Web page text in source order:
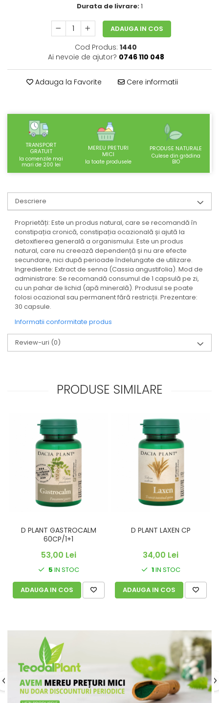
SUPLIMENTE URO-GENITAL
SUPLIMENTE DETOXIFIERE
ANTIPARAZITARE
SUPLIMENTE STOMAC- DIGESTIE-
COSMETICE FAȚĂ
CALCAIE
FOOD SEMINȚE- OLEAGINOASE
ULEIURI
CEAIURI
GEMODERIVATE
CREME AFECTIUNI PIELE
SUPOZITOARE
TINCTURI
SUPERALIMENTE
Durata de livrare:1
ADAUGA IN COS
Cod Produs: 1440
Ai nevoie de ajutor? 0746 110 048
Adauga la Favorite Cere informatii
TRANSPORT
GRATUIT
la comenzile mai
mari de 200 lei
MEREU PRETURI
MICI
la toate produsele
PRODUSE NATURALE
Culese din grădina
BIO
Descriere
Proprietăți: Este un produs natural, care se recomandă în
constipația cronică, constipația ocazională și ajută la
detoxifierea generală a organismului. Este un produs
natural, care nu creează dependență și nu are efecte
secundare, nici după perioade îndelungate de utilizare.
Ingrediente: Extract de senna (Cassia angustifolia). Mod de
administrare: Se recomandă consumul de 1 capsulă pe zi,
cu un pahar de lichid (apă minerală). Produsul se poate
folosi ocazional sau permanent fără restricții. Prezentare:
30 capsule.
Informatii conformitate produs
Review-uri (0)
PRODUSE SIMILARE
D PLANT GASTROCALM
60CP/1+1
53,00 Lei
5 IN STOC
ADAUGA IN COS
D PLANT LAXEN CP
34,00 Lei
1IN STOC
ADAUGA IN COS